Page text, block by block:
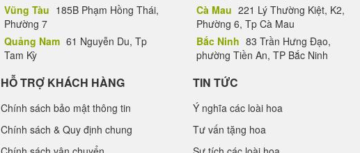
Vũng Tàu 185B Phạm Hồng Thái,
Phường 7
Quảng Nam 61 Nguyễn Du, Tp
Tam Kỳ
Cà Mau 221 Lý Thường Kiệt, K2,
Phường 6, Tp Cà Mau
Bắc Ninh 83 Trần Hưng Đạo,
phường Tiền An, TP Bắc Ninh
HỖ TRỢ KHÁCH HÀNG
Chính sách bảo mật thông tin
Chính sách & Quy định chung
TIN TỨC
Ý nghĩa các loài hoa
Tư vấn tặng hoa